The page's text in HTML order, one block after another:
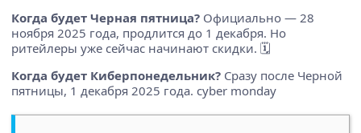
Когда будет Черная пятница? Официально — 28
ноября 2025 года, продлится до 1 декабря. Но
ритейлеры уже сейчас начинают скидки. 🗓️
Когда будет Киберпонедельник? Сразу после Черной
пятницы, 1 декабря 2025 года. cyber monday